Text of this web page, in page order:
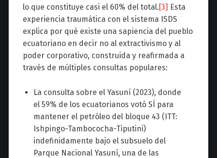
lo que constituye casi el 60% del total.[3] Esta
experiencia traumática con el sistema ISDS
explica por qué existe una sapiencia del pueblo
ecuatoriano en decir no al extractivismo y al
poder corporativo, construida y reafirmada a
través de múltiples consultas populares:
La consulta sobre el Yasuní (2023), donde
el 59% de los ecuatorianos votó SÍ para
mantener el petróleo del bloque 43 (ITT:
Ishpingo-Tambococha-Tiputini)
indefinidamente bajo el subsuelo del
Parque Nacional Yasuní, una de las